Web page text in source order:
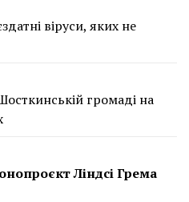
віруси, яких не
громаді на
Ліндсі Грема